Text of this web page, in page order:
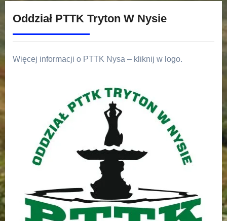
Oddział PTTK Tryton W Nysie
Więcej informacji o PTTK Nysa – kliknij w logo.